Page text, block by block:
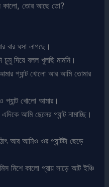
কালো, তোর আছে তো?
বার ঘসা লাগছে।
দিয়ে বলল খুলছি মামনি।
প্যান্ট খোলো আর আমি তোমার
প্যান্ট খোলো আমার।
আমি ছেলের প্যান্ট নামাচ্ছি।
আর আমিও ওর প্যান্টটা ছেড়ে
মিশে কালো প্রায় সাড়ে আট ইঞ্চি